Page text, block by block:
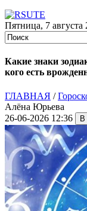
Пятница, 7 августа
Какие знаки
кого есть
ГЛАВНАЯ /
Алёна Юрьева
26-06-2026 12:36